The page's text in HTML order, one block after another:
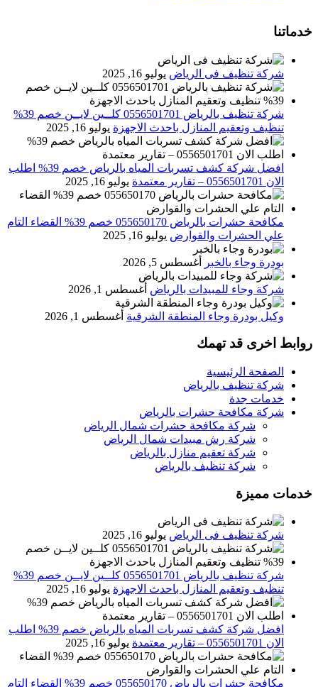
خدماتنا
شركة تنظيف فى الرياض يوليو 16, 2025
شركة تنظيف بالرياض 0556501701 كلــين لايــن خصم 39%
تنظيف وتعقيم المنازل باحدث الاجهزة يوليو 16, 2025
افضل شركة كشف تسربات المياه بالرياض خصم 39% اطلب
الان 0556501701‬‏ – تقارير معتمدة
يوليو 16, 2025
مكافحة حشرات بالرياض 055650170 خصم 39% القضاء التام
علي الحشرات والقوارض يوليو 16, 2025
بودرة وجاء بالخبر أغسطس 5, 2026
شركة وجاء للمبيدات بالرياض أغسطس 1, 2026
وكيل بودرة وجاء المنطقة الشرقية أغسطس 1, 2026
روابط اخرى قد تهمك
الصفحة الرئيسية
شركة تنظيف بالرياض
خدمات جدة
شركة مكافحة حشرات بالرياض
شركة مكافحة حشرات شمال الرياض
شركة رش مبيدات شمال الرياض
شركة تعقيم منازل بالرياض
شركة تنظيف بالرياض
خدمات مميزة
شركة تنظيف فى الرياض يوليو 16, 2025
شركة تنظيف بالرياض 0556501701 كلــين لايــن خصم 39%
تنظيف وتعقيم المنازل باحدث الاجهزة يوليو 16, 2025
افضل شركة كشف تسربات المياه بالرياض خصم 39% اطلب
الان 0556501701‬‏ – تقارير معتمدة
يوليو 16, 2025
مكافحة حشرات بالرياض 055650170 خصم 39% القضاء التام